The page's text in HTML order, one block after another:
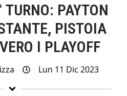
PAYTON
PISTOIA
I PLAYOFF
Lun 11 Dic 2023